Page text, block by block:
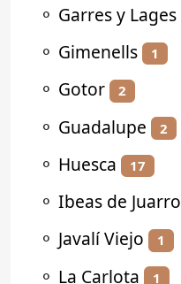
⚬ Garres y Lages
⚬ Gimenells 1
⚬ Gotor 2
⚬ Guadalupe 2
⚬ Huesca 17
⚬ Ibeas de
⚬ Javalí Viejo 1
⚬ La Carlota 1